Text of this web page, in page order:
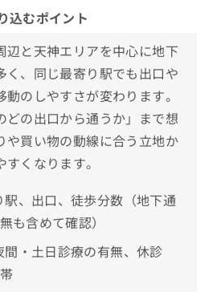
込むポイント
辺と天神エリアを中心に地下
く、同じ最寄り駅でも出口や
のしやすさが変わります。
どの出口から通うか」まで想
や買い物の動線に合う立地か
くなります。
駅、出口、徒歩分数（地下通
も含めて確認）
間・土日診療の有無、休診